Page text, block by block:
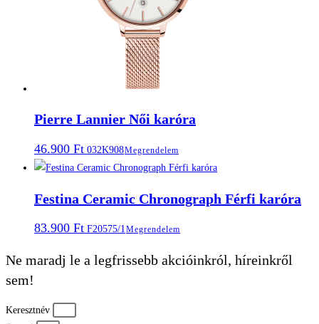
Pierre Lannier Női karóra
46.900 Ft 032K908Megrendelem
Festina Ceramic Chronograph Férfi karóra
83.900 Ft F20575/1Megrendelem
Ne maradj le a legfrissebb akcióinkról, híreinkről
sem!
Keresztnév